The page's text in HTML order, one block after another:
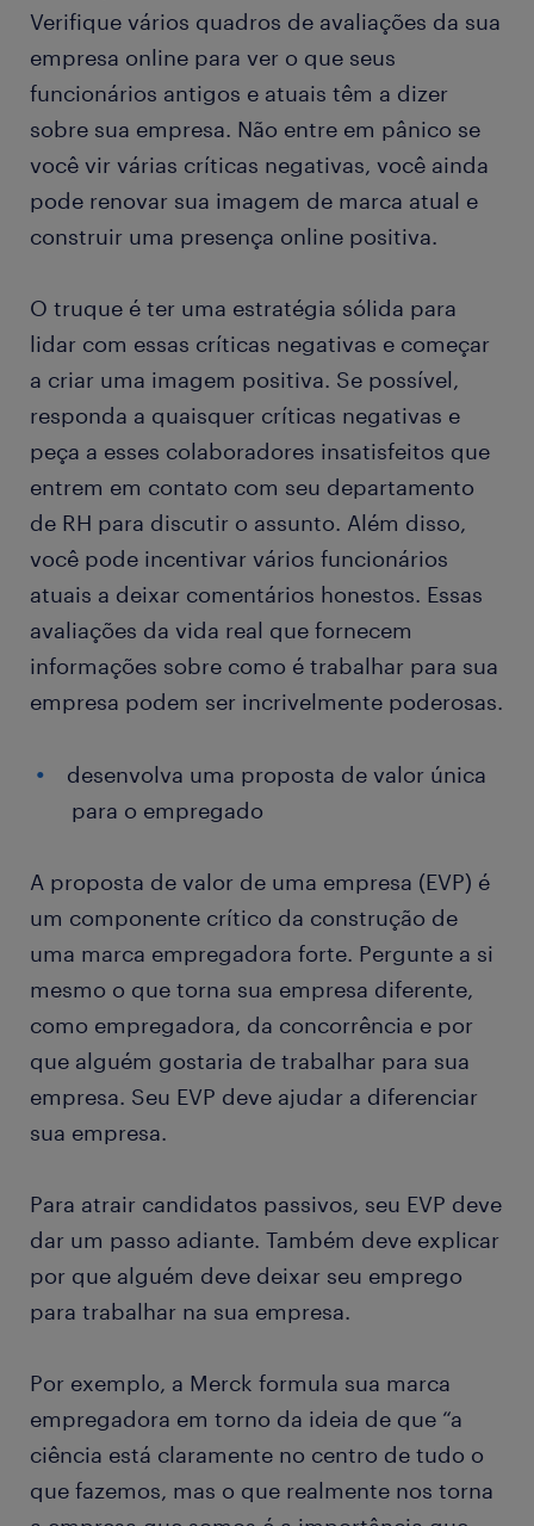
Verifique vários quadros de avaliações da sua
empresa online para ver o que seus
funcionários antigos e atuais têm a dizer
sobre sua empresa. Não entre em pânico se
você vir várias críticas negativas, você ainda
pode renovar sua imagem de marca atual e
construir uma presença online positiva.
O truque é ter uma estratégia sólida para
lidar com essas críticas negativas e começar
a criar uma imagem positiva. Se possível,
responda a quaisquer críticas negativas e
peça a esses colaboradores insatisfeitos que
entrem em contato com seu departamento
de RH para discutir o assunto. Além disso,
você pode incentivar vários funcionários
atuais a deixar comentários honestos. Essas
avaliações da vida real que fornecem
informações sobre como é trabalhar para sua
empresa podem ser incrivelmente poderosas.
desenvolva uma proposta de valor única
para o empregado
A proposta de valor de uma empresa (EVP) é
um componente crítico da construção de
uma marca empregadora forte. Pergunte a si
mesmo o que torna sua empresa diferente,
como empregadora, da concorrência e por
que alguém gostaria de trabalhar para sua
empresa. Seu EVP deve ajudar a diferenciar
sua empresa.
Para atrair candidatos passivos, seu EVP deve
dar um passo adiante. Também deve explicar
por que alguém deve deixar seu emprego
para trabalhar na sua empresa.
Por exemplo, a Merck formula sua marca
empregadora em torno da ideia de que “a
ciência está claramente no centro de tudo o
que fazemos, mas o que realmente nos torna